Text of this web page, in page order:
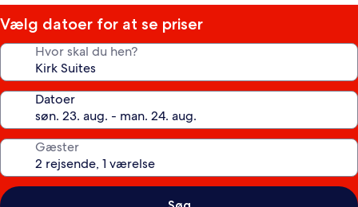
Vælg datoer for at se priser
Hvor skal du hen?
Datoer
Gæster